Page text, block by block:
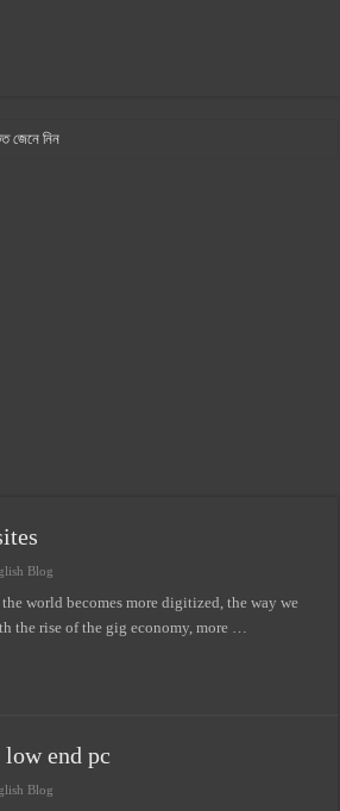
জেনে নিন
Blog
world becomes more digitized, the way we
the rise of the gig economy, more …
end pc
Blog